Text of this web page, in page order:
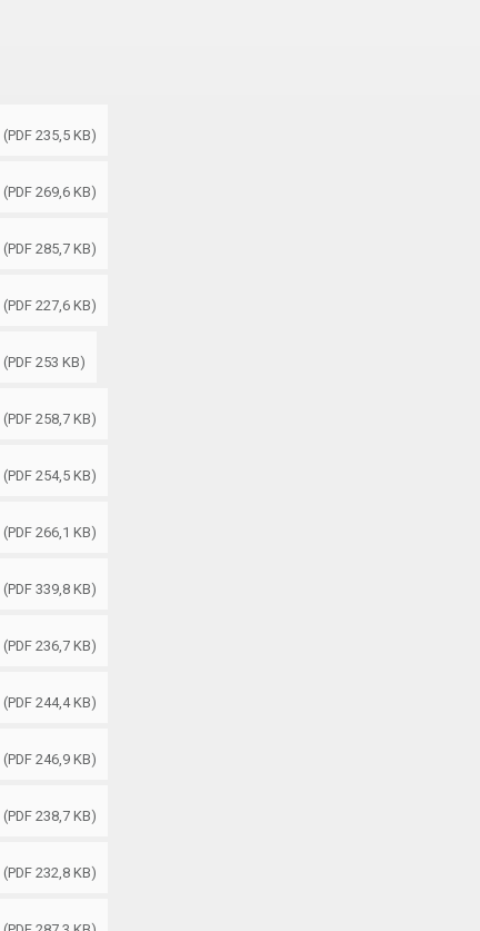
(PDF 235,5 KB)
(PDF 269,6 KB)
(PDF 285,7 KB)
(PDF 227,6 KB)
(PDF 253 KB)
(PDF 258,7 KB)
(PDF 254,5 KB)
(PDF 266,1 KB)
(PDF 339,8 KB)
(PDF 236,7 KB)
(PDF 244,4 KB)
(PDF 246,9 KB)
(PDF 238,7 KB)
(PDF 232,8 KB)